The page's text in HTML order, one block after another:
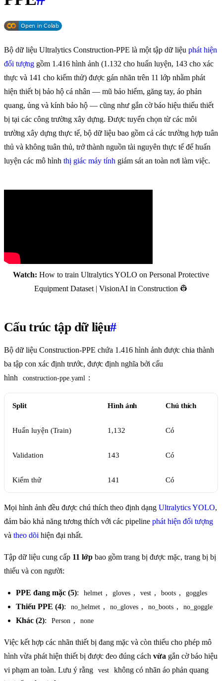
Bộ dữ liệu Ultralytics Construction-PPE là một tập dữ liệu phát hiện
đối tượng gồm 1.416 hình ảnh (1.132 cho huấn luyện, 143 cho xác
thực và 141 cho kiểm thử) được gán nhãn trên 11 lớp nhằm phát
hiện thiết bị bảo hộ cá nhân — mũ bảo hiểm, găng tay, áo phản
quang, ủng và kính bảo hộ — cũng như gắn cờ báo hiệu thiếu thiết
bị tại các công trường xây dựng. Được tuyển chọn từ các môi
trường xây dựng thực tế, bộ dữ liệu bao gồm cả các trường hợp tuân
thủ và không tuân thủ, trở thành nguồn tài nguyên thực tế để huấn
luyện các mô hình thị giác máy tính giám sát an toàn nơi làm việc.
Watch: How to train Ultralytics YOLO on Personal Protective
Equipment Dataset | VisionAI in Construction 👷
Cấu trúc tập dữ liệu#
Bộ dữ liệu Construction-PPE chứa 1.416 hình ảnh được chia thành
ba tập con xác định trước, được định nghĩa bởi cấu
hình
construction-ppe.yaml :
Split Hình ảnh Chú thích
Huấn luyện (Train) 1,132 Có
Validation 143 Có
Kiểm thử 141 Có
Mọi hình ảnh đều được chú thích theo định dạng Ultralytics YOLO,
đảm bảo khả năng tương thích với các pipeline phát hiện đối tượng
và theo dõi hiện đại nhất.
Tập dữ liệu cung cấp 11 lớp bao gồm trang bị được mặc, trang bị bị
thiếu và con người:
PPE đang mặc (5): helmet , gloves , vest , boots , goggles
Thiếu PPE (4): no_helmet , no_gloves , no_boots , no_goggle
Khác (2): Person , none
Việc kết hợp các nhãn thiết bị đang mặc và còn thiếu cho phép mô
hình vừa phát hiện thiết bị được đeo đúng cách vừa gắn cờ báo hiệu
vi phạm an toàn. Lưu ý rằng
vest
không có nhãn áo phản quang